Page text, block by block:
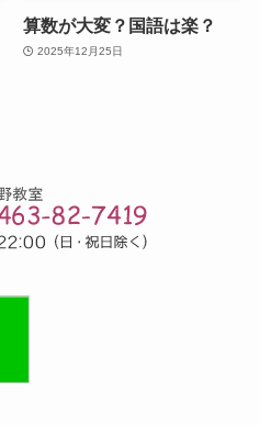
算数が大変？国語は楽？
2025年12月25日